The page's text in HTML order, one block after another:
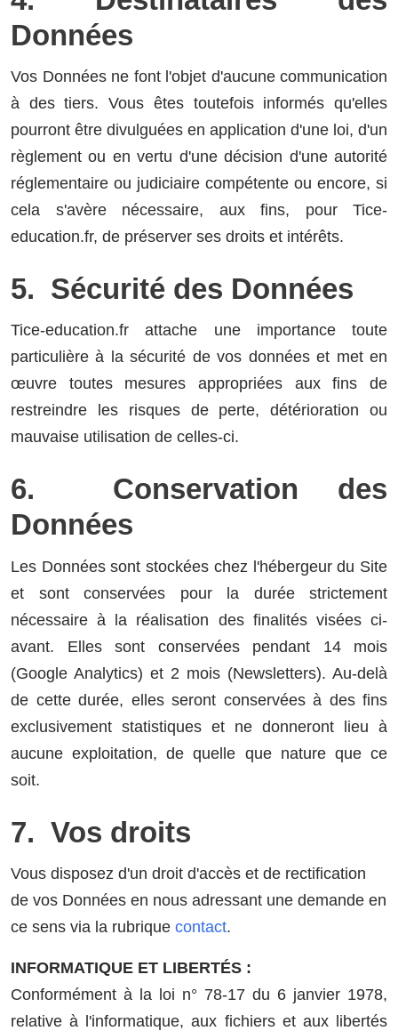
Données
Vos Données ne font l'objet d'aucune communication
à des tiers. Vous êtes toutefois informés qu'elles
pourront être divulguées en application d'une loi, d'un
règlement ou en vertu d'une décision d'une autorité
réglementaire ou judiciaire compétente ou encore, si
cela s'avère nécessaire, aux fins, pour Tice-
education.fr, de préserver ses droits et intérêts.
5. Sécurité des Données
Tice-education.fr attache une importance toute
particulière à la sécurité de vos données et met en
œuvre toutes mesures appropriées aux fins de
restreindre les risques de perte, détérioration ou
mauvaise utilisation de celles-ci.
6. Conservation des
Données
Les Données sont stockées chez l'hébergeur du Site
et sont conservées pour la durée strictement
nécessaire à la réalisation des finalités visées ci-
avant. Elles sont conservées pendant 14 mois
(Google Analytics) et 2 mois (Newsletters). Au-delà
de cette durée, elles seront conservées à des fins
exclusivement statistiques et ne donneront lieu à
aucune exploitation, de quelle que nature que ce
soit.
7. Vos droits
Vous disposez d'un droit d'accès et de rectification
de vos Données en nous adressant une demande en
ce sens via la rubrique contact.
INFORMATIQUE ET LIBERTÉS :
Conformément à la loi n° 78-17 du 6 janvier 1978,
relative à l'informatique, aux fichiers et aux libertés